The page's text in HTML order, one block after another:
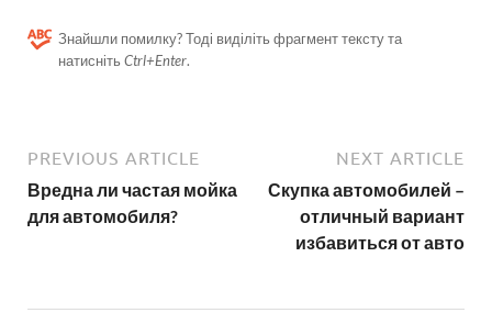
Знайшли помилку? Тоді виділіть фрагмент тексту та
натисніть Ctrl+Enter.
PREVIOUS ARTICLE
Вредна ли частая мойка
для автомобиля?
NEXT ARTICLE
Скупка автомобилей –
отличный вариант
избавиться от авто